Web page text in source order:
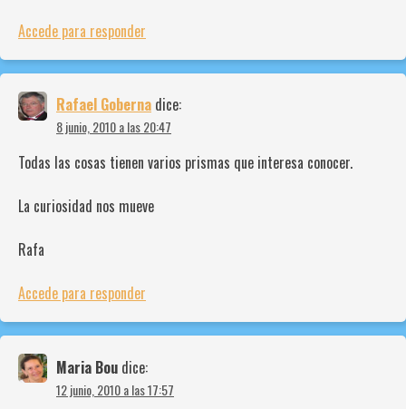
Accede para responder
Rafael Goberna dice:
8 junio, 2010 a las 20:47
Todas las cosas tienen varios prismas que interesa conocer.
La curiosidad nos mueve
Rafa
Accede para responder
Maria Bou dice:
12 junio, 2010 a las 17:57